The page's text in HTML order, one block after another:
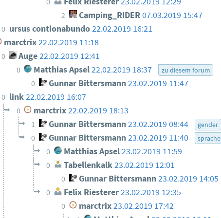
2 Camping_RIDER07.03.2019 15:47
0 ursus contionabundo22.02.2019 16:21
marctrix22.02.2019 11:18
0 Auge 22.02.2019 12:41
0 Matthias Apsel22.02.2019 18:37 zu diesem forum
0 Gunnar Bittersmann23.02.2019 11:47
0 link22.02.2019 16:07
0 marctrix22.02.2019 18:13
1 Gunnar Bittersmann23.02.2019 08:44 gender
0 Gunnar Bittersmann23.02.2019 11:40 sprache
0 Matthias Apsel23.02.2019 11:59
0 Tabellenkalk23.02.2019 12:01
0 Gunnar Bittersmann23.02.2019 14:05
0 Felix Riesterer23.02.2019 12:35
0 marctrix23.02.2019 17:42